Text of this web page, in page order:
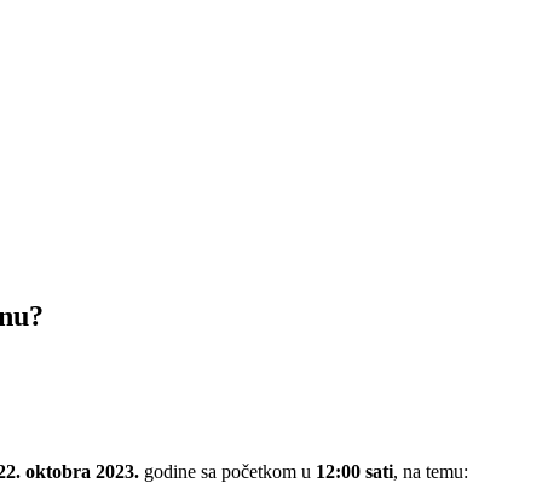
oktobra 2023. godine sa početkom u 12:00 sati, na temu: